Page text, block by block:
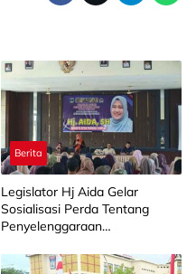
Berita
Legislator Hj Aida Gelar
Sosialisasi Perda Tentang
Penyelenggaraan
Limapuluh Kota